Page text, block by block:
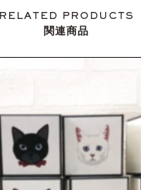
RELATED PRODUCTS
関連商品